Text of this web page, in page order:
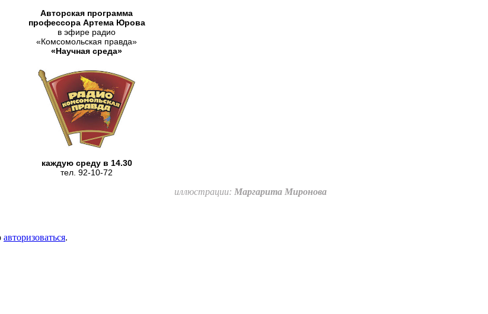
Авторская программа
профессора Артема Юрова
в эфире радио
«Комсомольская правда»
«Научная среда»
каждую среду в 14.30
тел. 92-10-72
иллюстрации: Маргарита Миронова
авторизоваться.